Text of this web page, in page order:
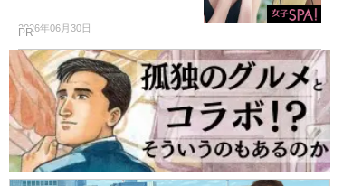
2026年06月30日
PR